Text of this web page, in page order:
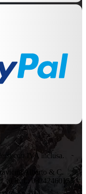
con IVA inclusa.
Alberto & C.
al R. I.: 08242460155 -